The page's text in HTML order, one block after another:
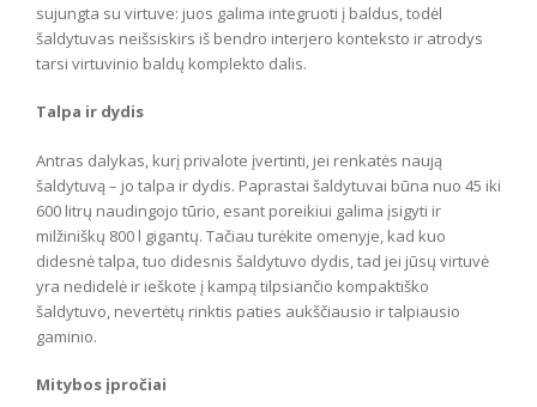
sujungta su virtuve: juos galima integruoti į baldus, todėl
šaldytuvas neišsiskirs iš bendro interjero konteksto ir atrodys
tarsi virtuvinio baldų komplekto dalis.
Talpa ir dydis
Antras dalykas, kurį privalote įvertinti, jei renkatės naują
šaldytuvą – jo talpa ir dydis. Paprastai šaldytuvai būna nuo 45 iki
600 litrų naudingojo tūrio, esant poreikiui galima įsigyti ir
milžiniškų 800 l gigantų. Tačiau turėkite omenyje, kad kuo
didesnė talpa, tuo didesnis šaldytuvo dydis, tad jei jūsų virtuvė
yra nedidelė ir ieškote į kampą tilpsiančio kompaktiško
šaldytuvo, nevertėtų rinktis paties aukščiausio ir talpiausio
gaminio.
Mitybos įpročiai